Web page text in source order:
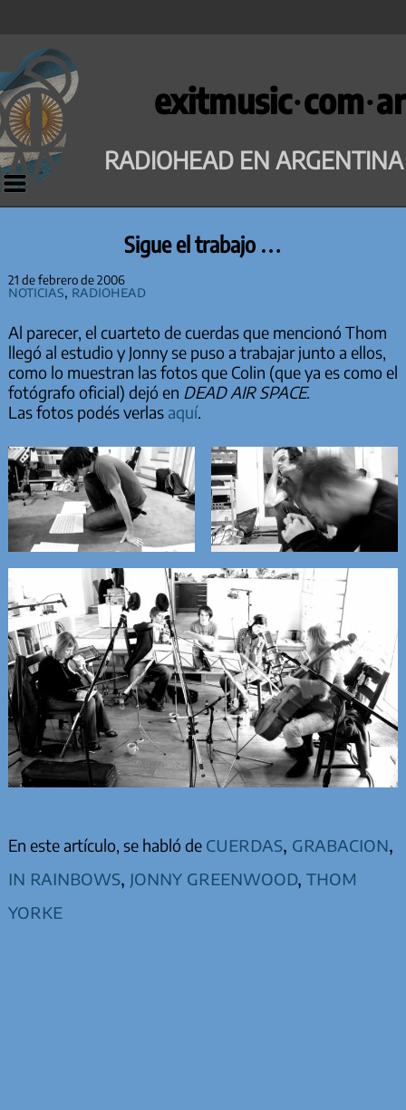
Saltar
al
contenido
exitmusic·com·ar
RADIOHEAD EN ARGENTINA
Sigue el trabajo …
21 de febrero de 2006
Noticias, Radiohead
Al parecer, el cuarteto de cuerdas que mencionó Thom
llegó al estudio y Jonny se puso a trabajar junto a ellos,
como lo muestran las fotos que Colin (que ya es como el
fotógrafo oficial) dejó en DEAD AIR SPACE.
Las fotos podés verlas aquí.
En este artículo, se habló de cuerdas, grabacion,
in rainbows, jonny greenwood, thom
yorke